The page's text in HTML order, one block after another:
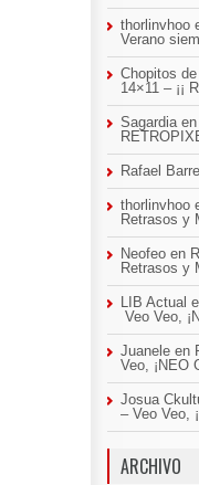
thorlinvhoo
Verano
Chopitos
14×11 – ¡¡
Sagardia en
Rafael
thorlinvhoo
Retrasos y
Neofeo en
Retrasos y
LIB Actual
Veo Veo,
Juanele en
Veo, ¡NEO
Josua
– Veo Veo,
ARCHIVO